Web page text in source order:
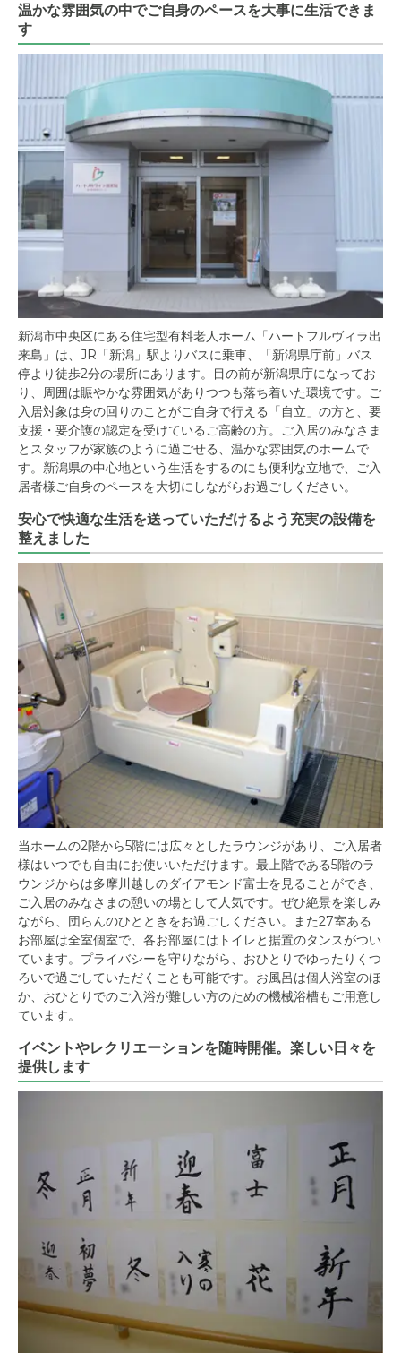
温かな雰囲気の中でご自身のペースを大事に生活できま
す
新潟市中央区にある住宅型有料老人ホーム「ハートフルヴィラ出
来島」は、JR「新潟」駅よりバスに乗車、「新潟県庁前」バス
停より徒歩2分の場所にあります。目の前が新潟県庁になってお
り、周囲は賑やかな雰囲気がありつつも落ち着いた環境です。ご
入居対象は身の回りのことがご自身で行える「自立」の方と、要
支援・要介護の認定を受けているご高齢の方。ご入居のみなさま
とスタッフが家族のように過ごせる、温かな雰囲気のホームで
す。新潟県の中心地という生活をするのにも便利な立地で、ご入
居者様ご自身のペースを大切にしながらお過ごしください。
安心で快適な生活を送っていただけるよう充実の設備を
整えました
当ホームの2階から5階には広々としたラウンジがあり、ご入居者
様はいつでも自由にお使いいただけます。最上階である5階のラ
ウンジからは多摩川越しのダイアモンド富士を見ることができ、
ご入居のみなさまの憩いの場として人気です。ぜひ絶景を楽しみ
ながら、団らんのひとときをお過ごしください。また27室ある
お部屋は全室個室で、各お部屋にはトイレと据置のタンスがつい
ています。プライバシーを守りながら、おひとりでゆったりくつ
ろいで過ごしていただくことも可能です。お風呂は個人浴室のほ
か、おひとりでのご入浴が難しい方のための機械浴槽もご用意し
ています。
イベントやレクリエーションを随時開催。楽しい日々を
提供します